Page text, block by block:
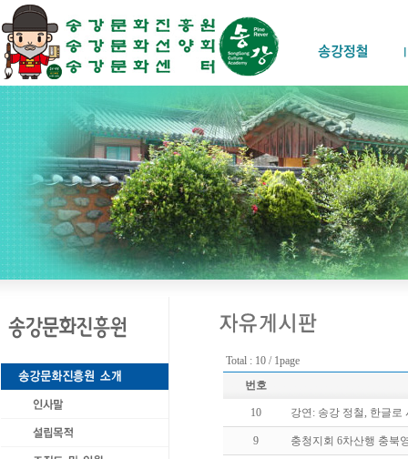
Total : 10 / 1page
번호
10 강연: 송강 정철, 한글로
9 충청지회 6차산행 충북